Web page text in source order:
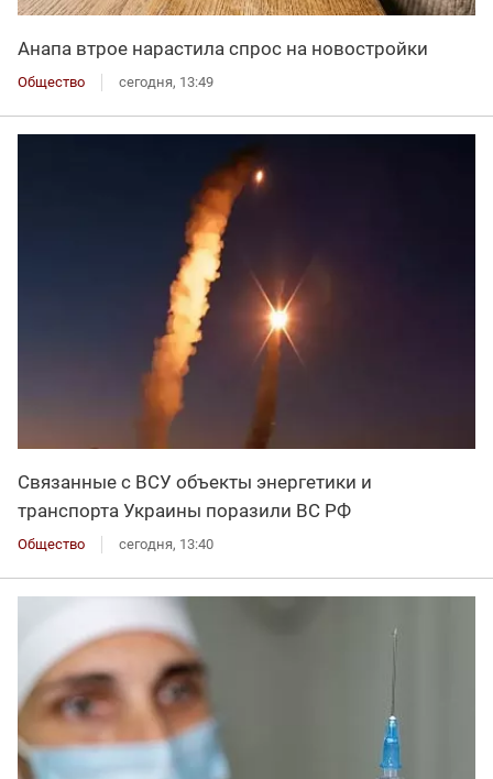
Анапа втрое нарастила спрос на новостройки
Общество сегодня, 13:49
Связанные с ВСУ объекты энергетики и
транспорта Украины поразили ВС РФ
Общество сегодня, 13:40